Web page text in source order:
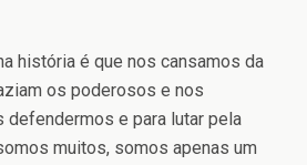
história é que nos cansamos da
os poderosos e nos
defendermos e para lutar pela
muitos, somos apenas um